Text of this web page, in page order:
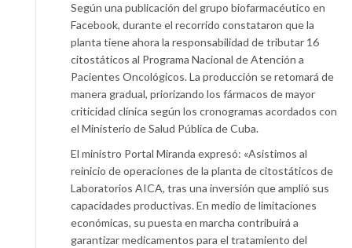
Según una publicación del grupo biofarmacéutico en
Facebook, durante el recorrido constataron que la
planta tiene ahora la responsabilidad de tributar 16
citostáticos al Programa Nacional de Atención a
Pacientes Oncológicos. La producción se retomará de
manera gradual, priorizando los fármacos de mayor
criticidad clínica según los cronogramas acordados con
el Ministerio de Salud Pública de Cuba.
El ministro Portal Miranda expresó: «Asistimos al
reinicio de operaciones de la planta de citostáticos de
Laboratorios AICA, tras una inversión que amplió sus
capacidades productivas. En medio de limitaciones
económicas, su puesta en marcha contribuirá a
garantizar medicamentos para el tratamiento del